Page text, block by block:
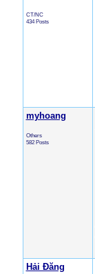
CT/NC
434 Posts
myhoang
Others
582 Posts
Hải Đăng